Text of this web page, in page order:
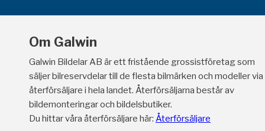
Om Galwin
Galwin Bildelar AB är ett fristående grossistföretag som
säljer bilreservdelar till de flesta bilmärken och modeller via
återförsäljare i hela landet. Återförsäljarna består av
bildemonteringar och bildelsbutiker.
Du hittar våra återförsäljare här: Återförsäljare